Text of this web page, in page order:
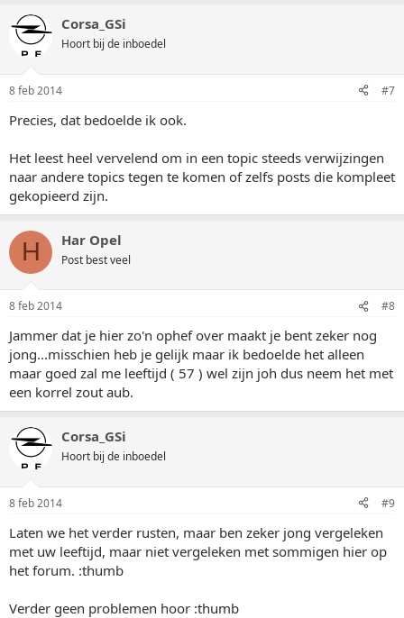
Corsa_GSi
Hoort bij de inboedel
8 feb 2014 #7
Precies, dat bedoelde ik ook.
Het leest heel vervelend om in een topic steeds verwijzingen
naar andere topics tegen te komen of zelfs posts die kompleet
gekopieerd zijn.
H Har Opel
Post best veel
8 feb 2014 #8
Jammer dat je hier zo'n ophef over maakt je bent zeker nog
jong...misschien heb je gelijk maar ik bedoelde het alleen
maar goed zal me leeftijd ( 57 ) wel zijn joh dus neem het met
een korrel zout aub.
Corsa_GSi
Hoort bij de inboedel
8 feb 2014 #9
Laten we het verder rusten, maar ben zeker jong vergeleken
met uw leeftijd, maar niet vergeleken met sommigen hier op
het forum. :thumb
Verder geen problemen hoor :thumb